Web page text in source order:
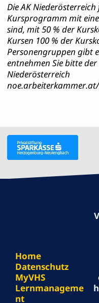
Die AK
Kursprogramm mit
sind, mit 50 % der
Kursen 100 % der
Personengruppen gibt
entnehmen Sie bitte
Niederösterreich
Home
Datenschutz
MyVHS
Lernmanageme
nt